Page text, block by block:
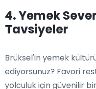
4. Yemek
Tavsiyeler
Brüksel'in yemek
ediyorsunuz? Favori
yolculuk için güvenilir bir